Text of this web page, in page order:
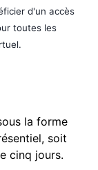
d'un accès
toutes les
la forme
soit
cinq jours.